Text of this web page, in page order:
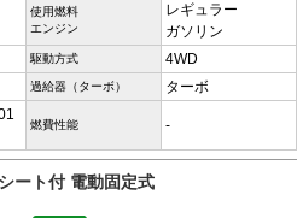
使用燃料
エンジン
レギュラー
ガソリン
駆動方式 4WD
過給器（ターボ） ターボ
燃費性能 -
ート付 電動固定式